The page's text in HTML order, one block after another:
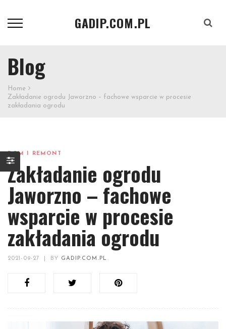
GADIP.COM.PL
Blog
Home
Zakładanie ogrodu Jaworzno – fachowe wsparcie w procesie
zakładania ogrodu
DOM I REMONT
Zakładanie ogrodu
Jaworzno – fachowe
wsparcie w procesie
zakładania ogrodu
2021-09-27 BY GADIP.COM.PL